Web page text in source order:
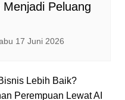
Peluang
17 Juni 2026